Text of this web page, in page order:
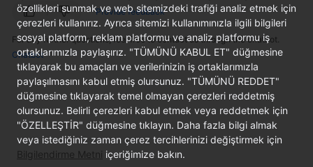
Reference
SDK
Reference
Best
Practices
Performance
White
Provide feedback
For any further questions, feel free to contact us through the chatbot.
Chatbot
özellikleri sunmak ve web sitemizdeki trafiği analiz etmek için
çerezleri kullanırız. Ayrıca sitemizi kullanımınızla ilgili bilgileri
sosyal platform, reklam platformu ve analiz platformu iş
ortaklarımızla paylaşırız. "TÜMÜNÜ KABUL ET" düğmesine
tıklayarak bu amaçları ve verilerinizin iş ortaklarımızla
paylaşılmasını kabul etmiş olursunuz. "TÜMÜNÜ REDDET"
düğmesine tıklayarak temel olmayan çerezleri reddetmiş
olursunuz. Belirli çerezleri kabul etmek veya reddetmek için
"ÖZELLEŞTİR" düğmesine tıklayın. Daha fazla bilgi almak
veya istediğiniz zaman çerez tercihlerinizi değiştirmek için
Bilgilendirme Metni içeriğimize bakın.